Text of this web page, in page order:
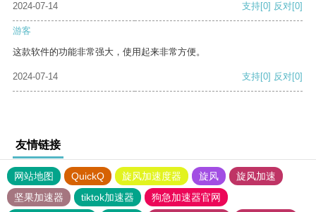
2024-07-14 支持[0] 反对[0]
游客
这款软件的功能非常强大，使用起来非常方便。
2024-07-14 支持[0] 反对[0]
友情链接
网站地图 QuickQ 旋风加速度器 旋风
旋风加速
坚果加速器
tiktok加速器
狗急加速器官网